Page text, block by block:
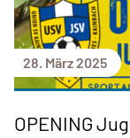
28. März 2025
OPENING